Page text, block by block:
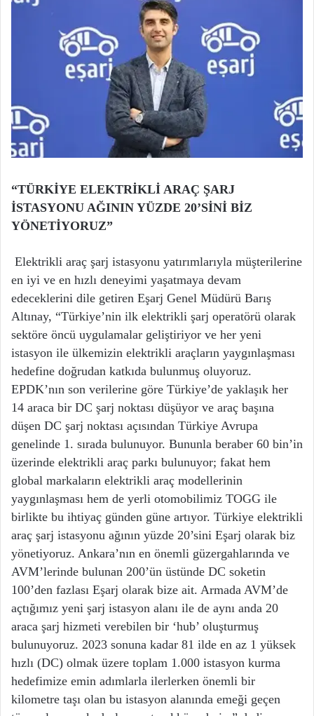
“TÜRKİYE ELEKTRİKLİ ARAÇ ŞARJ
İSTASYONU AĞININ YÜZDE 20’SİNİ BİZ
YÖNETİYORUZ”
Elektrikli araç şarj istasyonu yatırımlarıyla müşterilerine
en iyi ve en hızlı deneyimi yaşatmaya devam
edeceklerini dile getiren Eşarj Genel Müdürü Barış
Altınay, “Türkiye’nin ilk elektrikli şarj operatörü olarak
sektöre öncü uygulamalar geliştiriyor ve her yeni
istasyon ile ülkemizin elektrikli araçların yaygınlaşması
hedefine doğrudan katkıda bulunmuş oluyoruz.
EPDK’nın son verilerine göre Türkiye’de yaklaşık her
14 araca bir DC şarj noktası düşüyor ve araç başına
düşen DC şarj noktası açısından Türkiye Avrupa
genelinde 1. sırada bulunuyor. Bununla beraber 60 bin’in
üzerinde elektrikli araç parkı bulunuyor; fakat hem
global markaların elektrikli araç modellerinin
yaygınlaşması hem de yerli otomobilimiz TOGG ile
birlikte bu ihtiyaç günden güne artıyor. Türkiye elektrikli
araç şarj istasyonu ağının yüzde 20’sini Eşarj olarak biz
yönetiyoruz. Ankara’nın en önemli güzergahlarında ve
AVM’lerinde bulunan 200’ün üstünde DC soketin
100’den fazlası Eşarj olarak bize ait. Armada AVM’de
açtığımız yeni şarj istasyon alanı ile de aynı anda 20
araca şarj hizmeti verebilen bir ‘hub’ oluşturmuş
bulunuyoruz. 2023 sonuna kadar 81 ilde en az 1 yüksek
hızlı (DC) olmak üzere toplam 1.000 istasyon kurma
hedefimize emin adımlarla ilerlerken önemli bir
kilometre taşı olan bu istasyon alanında emeği geçen